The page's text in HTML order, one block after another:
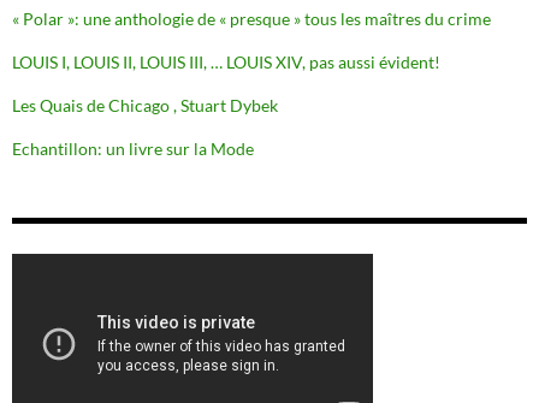
« Polar »: une anthologie de « presque » tous les maîtres du crime
LOUIS I, LOUIS II, LOUIS III, … LOUIS XIV, pas aussi évident!
Les Quais de Chicago , Stuart Dybek
Echantillon: un livre sur la Mode